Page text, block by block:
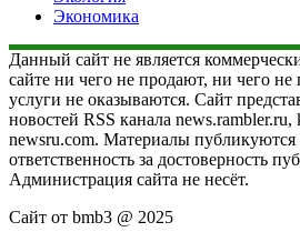
Экономика
Данный сайт не является
сайте ни чего не продают, ни чего
услуги не оказываются. Сайт
новостей RSS канала news.rambler.ru,
newsru.com. Материалы публикуются
ответственность за достоверность
Администрация сайта не несёт.
Сайт от bmb3 @ 2025